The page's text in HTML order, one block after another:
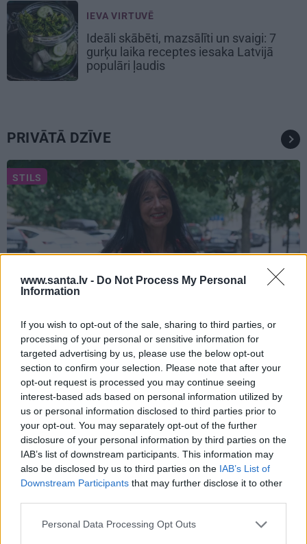
www.santa.lv - Do Not Process My Personal
Information
If you wish to opt-out of the sale, sharing to third parties, or
processing of your personal or sensitive information for
targeted advertising by us, please use the below opt-out
section to confirm your selection. Please note that after your
opt-out request is processed you may continue seeing
interest-based ads based on personal information utilized by
us or personal information disclosed to third parties prior to
your opt-out. You may separately opt-out of the further
disclosure of your personal information by third parties on the
IAB’s list of downstream participants. This information may
also be disclosed by us to third parties on the IAB’s List of
Downstream Participants that may further disclose it to other
Personal Data Processing Opt Outs
IEVA VIRTUVĒ
Ideāli skābēti, mazsālīti un svaigi: 7
gurķu laika receptes iesaka Latvijā
populāri ļaudis
PRIVĀTĀ DZĪVE
STILS
Repšes bijusī sieva pucējas kā jauna
meitene un atklāj sava lieliskā auguma
noslēpumu
VESELĪBA